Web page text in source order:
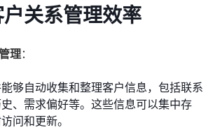
关系管理效率
理：
够自动收集和整理客户信息，包括联系
、需求偏好等。这些信息可以集中存
问和更新。